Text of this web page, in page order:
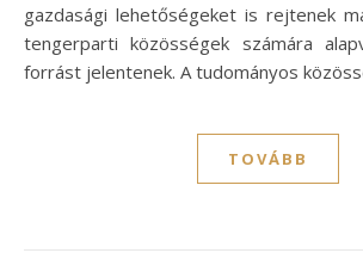
gazdasági lehetőségeket is rejtenek
tengerparti közösségek számára
forrást jelentenek. A tudományos
TOVÁBB